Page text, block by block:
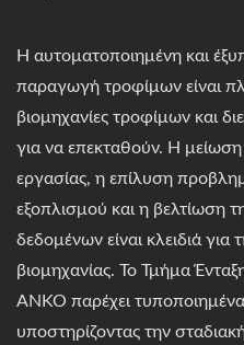
Η αυτοματοποιημένη και
παραγωγή τροφίμων είναι
βιομηχανίες τροφίμων και
για να επεκταθούν. Η
εργασίας, η επίλυση
εξοπλισμού και η βελτίωση
δεδομένων είναι κλειδιά για
βιομηχανίας. Το Τμήμα
ANKO παρέχει
υποστηρίζοντας την